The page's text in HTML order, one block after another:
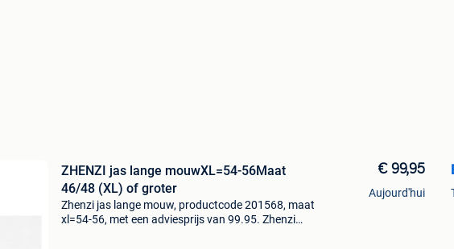
ZHENZI jas lange mouwXL=54-56Maat
46/48 (XL) of groter
Zhenzi jas lange mouw, productcode 201568, maat
xl=54-56, met een adviesprijs van 99.95. Zhenzi
€ 99,95
Aujourd'hui